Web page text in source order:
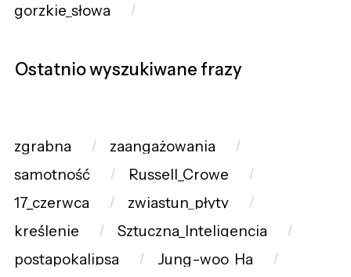
gorzkie_słowa
Ostatnio wyszukiwane frazy
zgrabna
zaangażowania
samotność
Russell_Crowe
17_czerwca
zwiastun_płyty
kreślenie
Sztuczna_Inteligencja
postapokalipsa
Jung-woo_Ha